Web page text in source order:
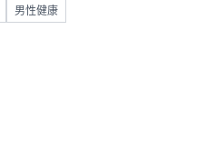
男性健康